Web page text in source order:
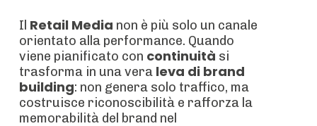
Il Retail Media non è più solo un canale
orientato alla performance. Quando
viene pianificato con continuità si
trasforma in una veraleva di brand
building: non genera solo traffico, ma
costruisce riconoscibilità e rafforza la
memorabilità del brand nel